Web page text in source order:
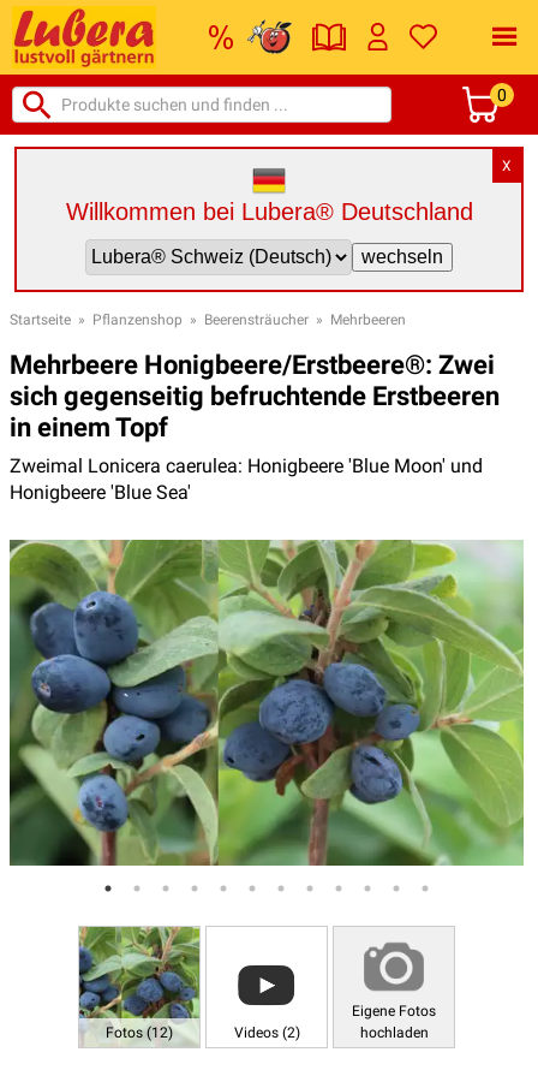
0
X
Willkommen bei Lubera® Deutschland
Startseite » Pflanzenshop » Beerensträucher » Mehrbeeren
Mehrbeere Honigbeere/Erstbeere®: Zwei
sich gegenseitig befruchtende Erstbeeren
in einem Topf
Zweimal Lonicera caerulea: Honigbeere 'Blue Moon' und
Honigbeere 'Blue Sea'
Fotos (12) Videos (2)
Eigene Fotos
hochladen